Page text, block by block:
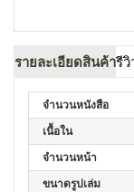
รายละเอียดสินค้ารี
จำนวนหนังสือ
เนื้อใน
จำนวนหน้า
ขนาดรูปเล่ม